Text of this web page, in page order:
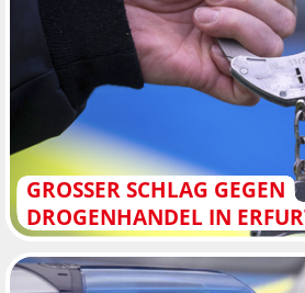
GROSSER SCHLAG GEGEN D
ROGENHANDEL IN ERFURT